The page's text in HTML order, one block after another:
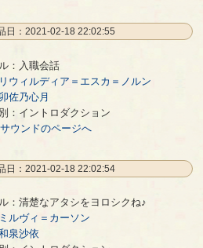
日：2021-02-18 22:02:55
：入職会話
リウィルディア＝エスカ＝ノルン
卯佐乃心月
：イントロダクション
ウンドのページへ
日：2021-02-18 22:02:54
クね♪ - 和泉沙依
：清楚なアタシをヨロシクね♪
ミルヴィ＝カーソン
泉沙依